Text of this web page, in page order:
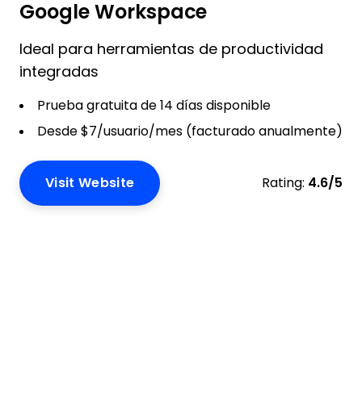
Google Workspace
Ideal para herramientas de productividad
integradas
Prueba gratuita de 14 días disponible
Desde $7/usuario/mes (facturado anualmente)
Visit Website Rating: 4.6/5